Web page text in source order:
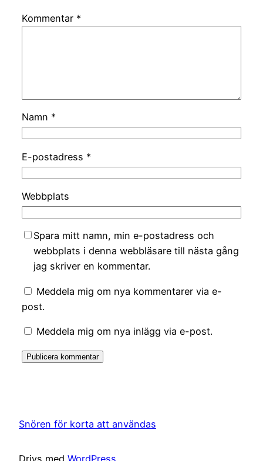
Kommentar *
Namn *
E-postadress *
Webbplats
Spara mitt namn, min e-postadress och
webbplats i denna webbläsare till nästa gång
jag skriver en kommentar.
Meddela mig om nya kommentarer via e-
post.
Meddela mig om nya inlägg via e-post.
Snören för korta att användas
Drivs med WordPress